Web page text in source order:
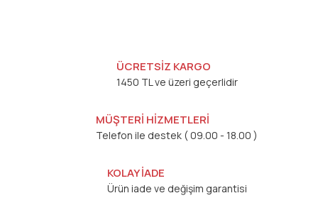
ÜCRETSİZ KARGO
1450 TL ve üzeri geçerlidir
MÜŞTERİ HİZMETLERİ
Telefon ile destek ( 09.00 - 18.00 )
KOLAY İADE
Ürün iade ve değişim garantisi